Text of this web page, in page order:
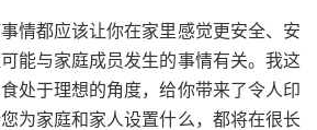
情都应该让你在家里感觉更安全、安
能与家庭成员发生的事情有关。我这
处于理想的角度，给你带来了令人印
为家庭和家人设置什么，都将在很长